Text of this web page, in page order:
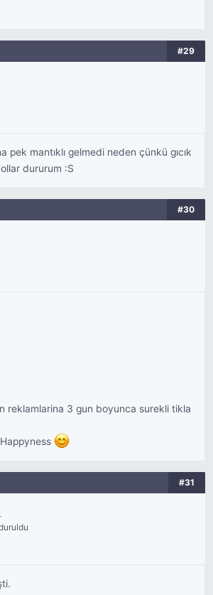
#29
pek mantıklı gelmedi neden çünkü gıcık
dururum :S
#30
reklamlarina 3 gun boyunca surekli tikla
#31